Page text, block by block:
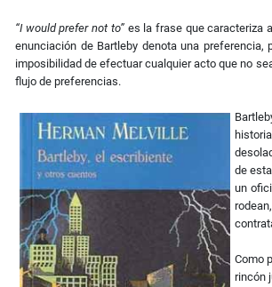
“I would prefer not to”es la frase que caracteriza
enunciación de Bartleby denota una
imposibilidad de efectuar cualquier acto que no
flujo de preferencias.
de
un
Como
rincón